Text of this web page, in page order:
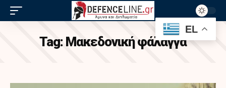
Tag: Μακεδονική φάλαγγα
EL